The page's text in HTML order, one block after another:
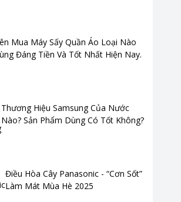
Mua Máy Sấy Quần Áo Loại Nào
Đáng Tiền Và Tốt Nhất Hiện Nay.
Thương Hiệu Samsung Của Nước
Nào? Sản Phẩm Dùng Có Tốt Không?
Điều Hòa Cây Panasonic - “Cơn Sốt”
Làm Mát Mùa Hè 2025